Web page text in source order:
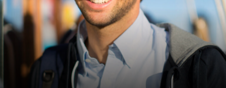
Lauriane Nolot en or à Long